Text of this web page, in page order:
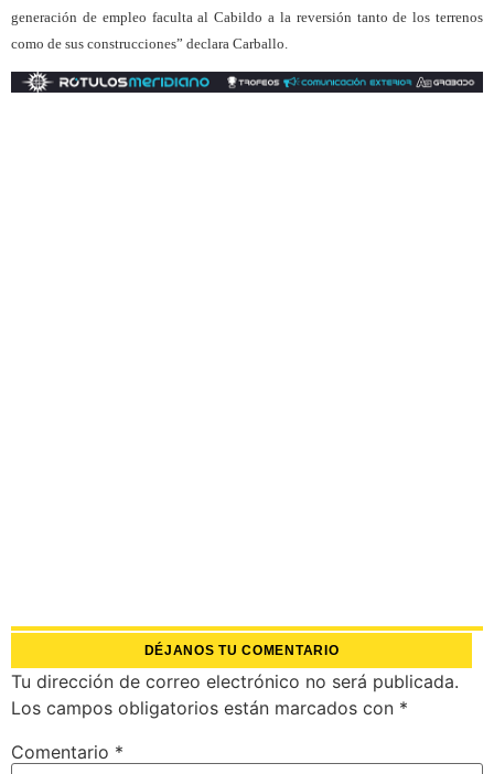
generación de empleo faculta al Cabildo a la reversión tanto de los terrenos
como de sus construcciones” declara Carballo.
DÉJANOS TU COMENTARIO
Tu dirección de correo electrónico no será publicada.
Los campos obligatorios están marcados con *
Comentario *